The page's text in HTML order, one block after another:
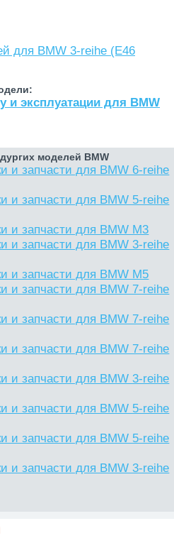
для BMW 3-reihe (E46
и эксплуатации для BMW
моделей BMW
и запчасти для BMW 6-reihe
и запчасти для BMW 5-reihe
и запчасти для BMW M3
и запчасти для BMW 3-reihe
и запчасти для BMW M5
и запчасти для BMW 7-reihe
и запчасти для BMW 7-reihe
и запчасти для BMW 7-reihe
и запчасти для BMW 3-reihe
и запчасти для BMW 5-reihe
и запчасти для BMW 5-reihe
и запчасти для BMW 3-reihe